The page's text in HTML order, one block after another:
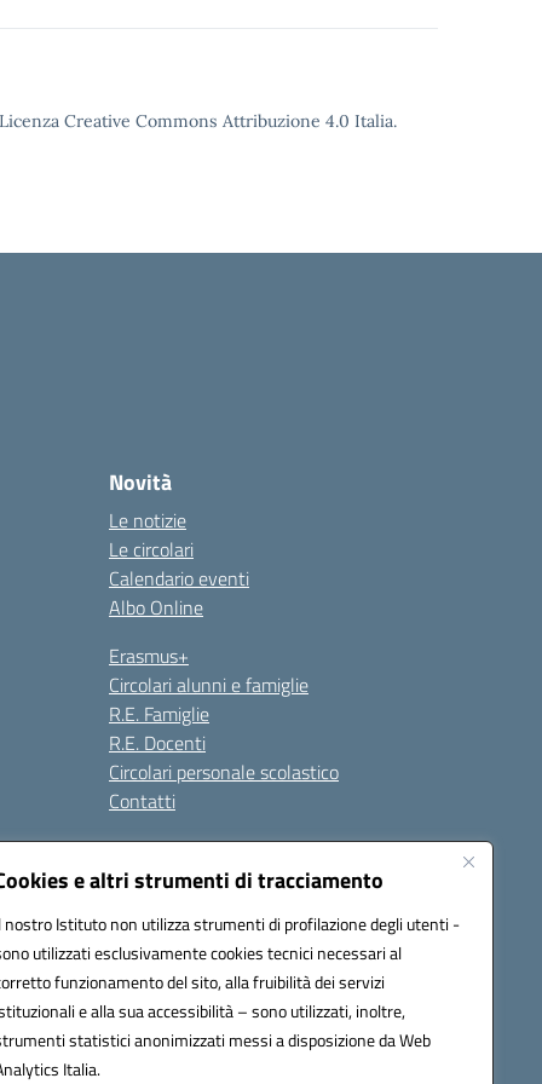
e altri strumenti di tracciamento
nostro Istituto non utilizza strumenti di profilazione degli utenti -
utilizzati esclusivamente cookies tecnici necessari al
funzionamento del sito, alla fruibilità dei servizi
e alla sua accessibilità – sono utilizzati, inoltre,
statistici anonimizzati messi a disposizione da Web
Italia.
Creative Commons Attribuzione 4.0 Italia.
Novità
Le notizie
Le circolari
Calendario eventi
Albo Online
Erasmus+
Circolari alunni e famiglie
R.E. Famiglie
R.E. Docenti
Circolari personale scolastico
Contatti
Seguici su: